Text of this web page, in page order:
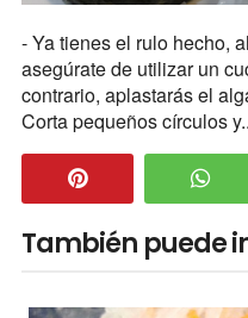
- Ya tienes el rulo hecho,
asegúrate de utilizar un
contrario, aplastarás el
Corta pequeños círculos
También puede